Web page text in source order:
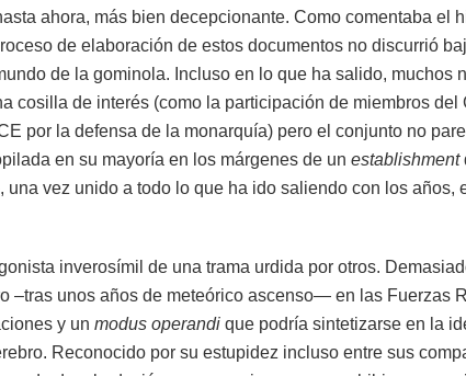
ahora, más bien decepcionante. Como comentaba el
de elaboración de estos documentos no discurrió
de la gominola. Incluso en lo que ha salido, muchos
cosilla de interés (como la participación de miembros del
por la defensa de la monarquía) pero el conjunto no
en su mayoría en los márgenes de un establishment
una vez unido a todo lo que ha ido saliendo con los años,
inverosímil de una trama urdida por otros.
–tras unos años de meteórico ascenso— en las Fuerzas
y un modus operandi que podría sintetizarse en la
Reconocido por su estupidez incluso entre sus